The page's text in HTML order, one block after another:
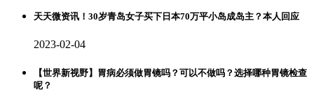
天天微资讯！30岁青岛女子买下日本70万平小岛成岛主？本人回应
2023-02-04
【世界新视野】胃病必须做胃镜吗？可以不做吗？选择哪种胃镜检查
呢？